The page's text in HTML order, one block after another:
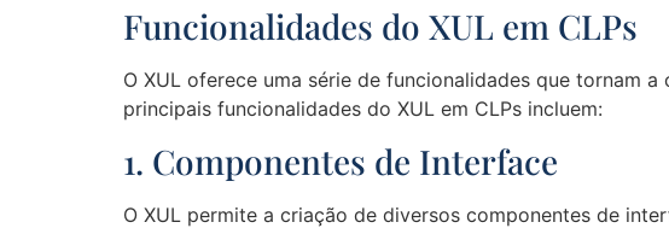
Funcionalidades do XUL em CLPs
O XUL oferece uma série de funcionalidades que tornam
principais funcionalidades do XUL em CLPs incluem:
1. Componentes de Interface
O XUL permite a criação de diversos componentes de